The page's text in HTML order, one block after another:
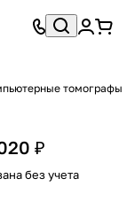
томографы
₽
без учета